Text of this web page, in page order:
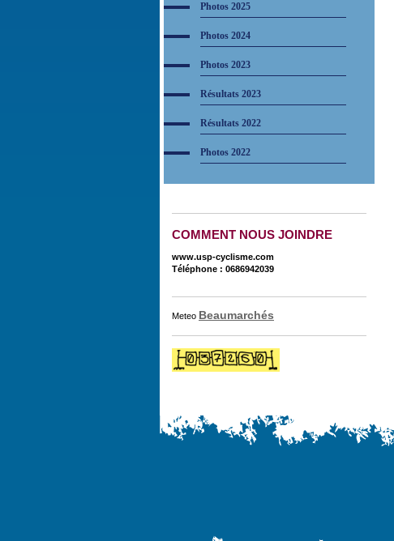
Photos 2025
Photos 2024
Photos 2023
Résultats 2023
Résultats 2022
Photos 2022
COMMENT NOUS JOINDRE
www.usp-cyclisme.com
Téléphone : 0686942039
Meteo Beaumarchés